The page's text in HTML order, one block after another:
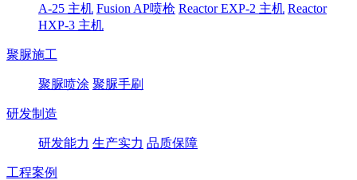
A-25 主机 Fusion AP喷枪 Reactor EXP-2 主机 Reactor
HXP-3 主机
聚脲施工
聚脲喷涂 聚脲手刷
研发制造
研发能力 生产实力 品质保障
工程案例